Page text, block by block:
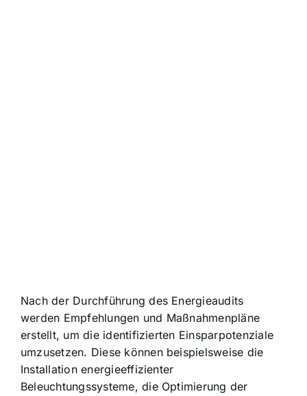
Nach der Durchführung des Energieaudits
werden Empfehlungen und Maßnahmenpläne
erstellt, um die identifizierten Einsparpotenziale
umzusetzen. Diese können beispielsweise die
Installation energieeffizienter
Beleuchtungssysteme, die Optimierung der